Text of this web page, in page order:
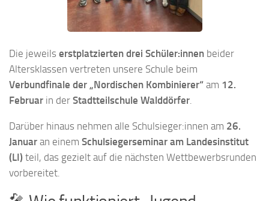
Die jeweils erstplatzierten drei Schüler:innen beider
Altersklassen vertreten unsere Schule beim
Verbundfinale der „Nordischen Kombinierer“ am 12.
Februar in der Stadtteilschule Walddörfer.
Darüber hinaus nehmen alle Schulsieger:innen am 26.
Januar an einem Schulsiegerseminar am Landesinstitut
(LI) teil, das gezielt auf die nächsten Wettbewerbsrunden
vorbereitet.